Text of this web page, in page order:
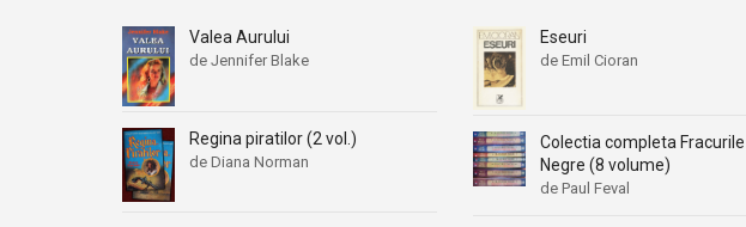
Valea Aurului
de Jennifer Blake
Regina piratilor (2 vol.)
de Diana Norman
Eseuri
de Emil Cioran
Colectia completa Fracurile
Negre (8 volume)
de Paul Feval